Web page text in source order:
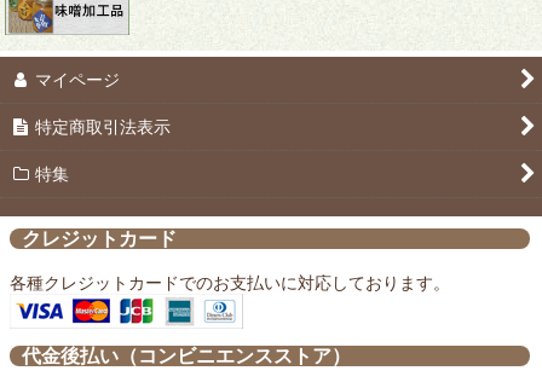
マイページ
特定商取引法表示
特集
クレジットカード
各種クレジットカードでのお支払いに対応しております。
代金後払い（コンビニエンスストア）